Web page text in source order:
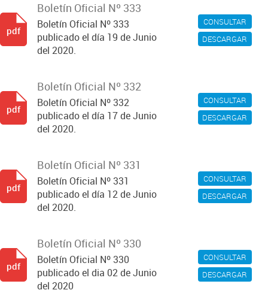
CONSULTAR
DESCARGAR
Boletín Oficial Nº 333
Boletín Oficial Nº 333
publicado el día 19 de Junio
del 2020.
pdf
CONSULTAR
DESCARGAR
Boletín Oficial Nº 332
Boletín Oficial Nº 332
publicado el día 17 de Junio
del 2020.
pdf
CONSULTAR
DESCARGAR
Boletín Oficial Nº 331
Boletín Oficial Nº 331
publicado el día 12 de Junio
del 2020.
pdf
CONSULTAR
DESCARGAR
Boletín Oficial Nº 330
Boletín Oficial Nº 330
publicado el dia 02 de Junio
del 2020
pdf